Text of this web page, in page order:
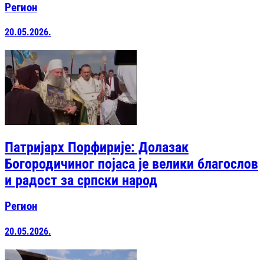
Регион
20.05.2026.
Патријарх Порфирије: Долазак
Богородичиног појаса је велики благослов
и радост за српски народ
Регион
20.05.2026.